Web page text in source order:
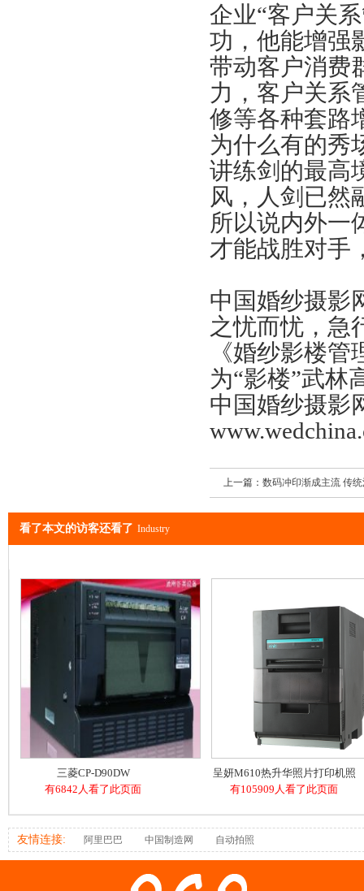
企业“客户关
功，他能增强
带动客户消费
力，客户关系
修等各种套路
为什么有的秀
讲练剑的最高
风，人剑已然
所以说内外一
才能战胜对手
中国婚纱摄
之忧而忧，急
《婚纱影楼
为“影楼”武林
中国婚纱摄影
上一篇： 数码冲印渐成主流 传
看了本文的访客还看了 Industry
三菱CP-D90DW
有6842人看了此页面
呈妍M610热升华照片打印机照
相馆文印店证件照
有105909人看了此页面
友情连接: 阿里巴巴 中国制造网 自动拍照